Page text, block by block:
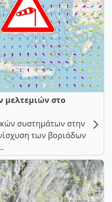
μελτεμιών στο
συστημάτων στην
των βοριάδων